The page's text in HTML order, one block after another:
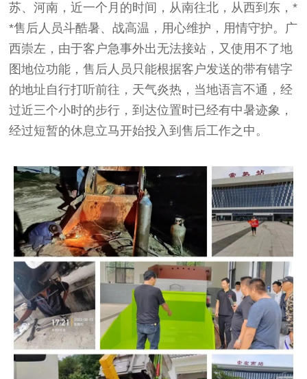
苏、河南，近一个月的时间，从南往北，从西到东，*
*售后人员斗酷暑、战高温，用心维护，用情守护。广
西崇左，由于客户急事外出无法接站，又使用不了地
图地位功能，售后人员只能根据客户发送的带有错字
的地址自行打听前往，天气炎热，当地语言不通，经
过近三个小时的步行，到达位置时已经有中暑迹象，
经过短暂的休息立马开始投入到售后工作之中。